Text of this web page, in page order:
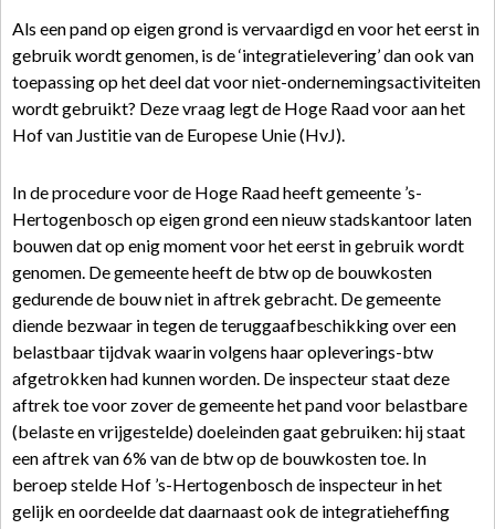
Als een pand op eigen grond is vervaardigd en voor het eerst in
gebruik wordt genomen, is de ‘integratielevering’ dan ook van
toepassing op het deel dat voor niet-ondernemingsactiviteiten
wordt gebruikt? Deze vraag legt de Hoge Raad voor aan het
Hof van Justitie van de Europese Unie (HvJ).
In de procedure voor de Hoge Raad heeft gemeente ’s-
Hertogenbosch op eigen grond een nieuw stadskantoor laten
bouwen dat op enig moment voor het eerst in gebruik wordt
genomen. De gemeente heeft de btw op de bouwkosten
gedurende de bouw niet in aftrek gebracht. De gemeente
diende bezwaar in tegen de teruggaafbeschikking over een
belastbaar tijdvak waarin volgens haar opleverings-btw
afgetrokken had kunnen worden. De inspecteur staat deze
aftrek toe voor zover de gemeente het pand voor belastbare
(belaste en vrijgestelde) doeleinden gaat gebruiken: hij staat
een aftrek van 6% van de btw op de bouwkosten toe. In
beroep stelde Hof ’s-Hertogenbosch de inspecteur in het
gelijk en oordeelde dat daarnaast ook de integratieheffing